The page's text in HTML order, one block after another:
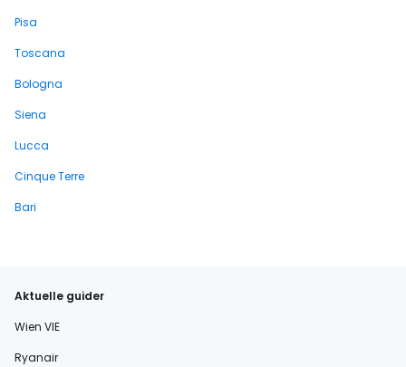
Pisa
Toscana
Bologna
Siena
Lucca
Cinque Terre
Bari
Aktuelle guider
Wien VIE
Ryanair